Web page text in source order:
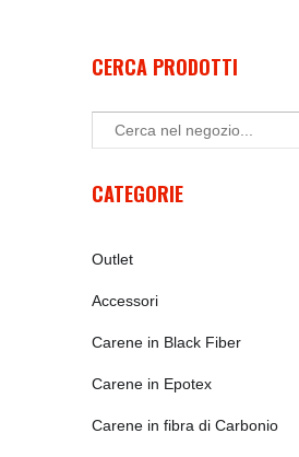
CERCA PRODOTTI
CATEGORIE
Outlet
Accessori
Carene in Black Fiber
Carene in Epotex
Carene in fibra di Carbonio